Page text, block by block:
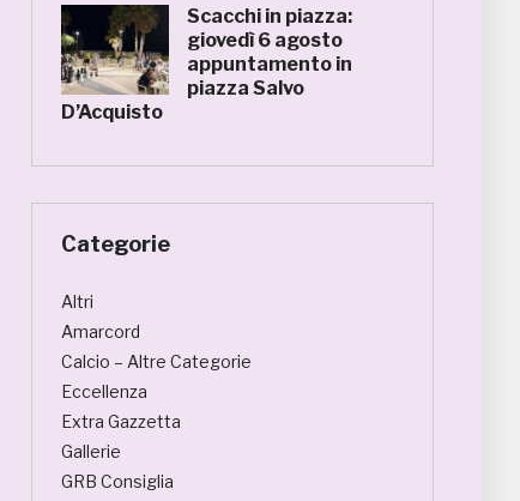
Scacchi in piazza:
giovedì 6 agosto
appuntamento in
piazza Salvo
D’Acquisto
Categorie
Altri
Amarcord
Calcio – Altre Categorie
Eccellenza
Extra Gazzetta
Gallerie
GRB Consiglia